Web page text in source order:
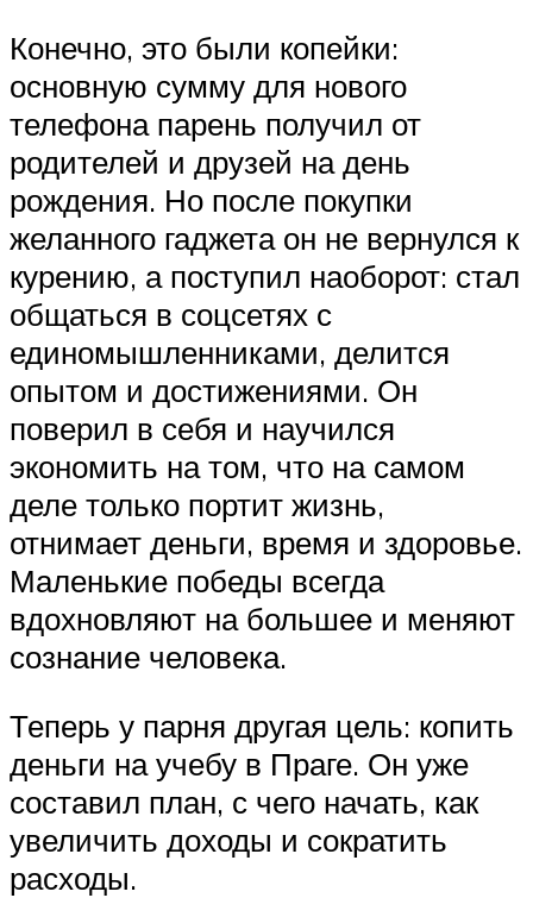
Конечно, это были копейки:
основную сумму для нового
телефона парень получил от
родителей и друзей на день
рождения. Но после покупки
желанного гаджета он не вернулся к
курению, а поступил наоборот: стал
общаться в соцсетях с
единомышленниками, делится
опытом и достижениями. Он
поверил в себя и научился
экономить на том, что на самом
деле только портит жизнь,
отнимает деньги, время и здоровье.
Маленькие победы всегда
вдохновляют на большее и меняют
сознание человека.
Теперь у парня другая цель: копить
деньги на учебу в Праге. Он уже
составил план, с чего начать, как
увеличить доходы и сократить
расходы.